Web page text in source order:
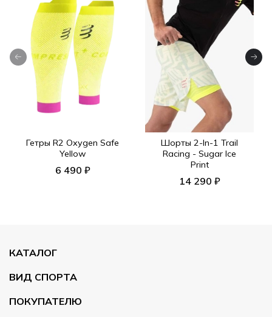
Гетры R2 Oxygen Safe
Yellow
6 490 ₽
Шорты 2-In-1 Trail
Racing - Sugar Ice
Print
14 290 ₽
КАТАЛОГ
ВИД СПОРТА
ПОКУПАТЕЛЮ